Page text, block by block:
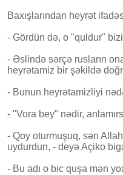
Baxışlarından heyrət
- Gördün də, o "quldur"
- Əslində sərçə rusların
heyrətamiz bir şəkildə
- Bunun heyrətamizliyi
- "Vora bey" nədir,
- Qoy oturmuşuq, sən
uydurdun, - deyə Açiko
- Bu adı o bic quşa mən